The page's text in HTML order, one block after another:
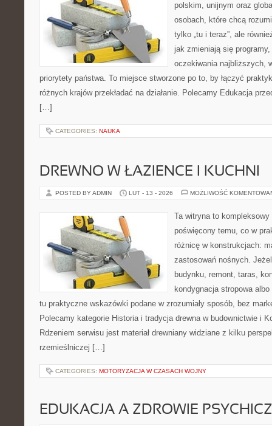
polskim, unijnym oraz
osobach, które chcą
tylko „tu i teraz”, ale
jak zmieniają się
oczekiwania najbliższych,
priorytety państwa. To miejsce stworzone po to, by łączyć
różnych krajów przekładać na działanie. Polecamy Edukacja
[…]
CATEGORIES: NAUKA
DREWNO W ŁAZIENCE I KUCHNI
POSTED BY ADMIN LUT - 13 - 2026 MOŻLIWOŚĆ
Ta witryna to
poświęcony temu, co w
różnicę w konstrukcjach:
zastosowań nośnych.
budynku, remont, taras,
kondygnacja stropowa
tu praktyczne wskazówki podane w zrozumiały sposób, bez
Polecamy kategorie Historia i tradycja drewna w budownictwie i
Rdzeniem serwisu jest materiał drewniany widziane z kilku
rzemieślniczej […]
CATEGORIES: MOTORYZACJA W CZASACH WOJNY
EDUKACJA A ZDROWIE